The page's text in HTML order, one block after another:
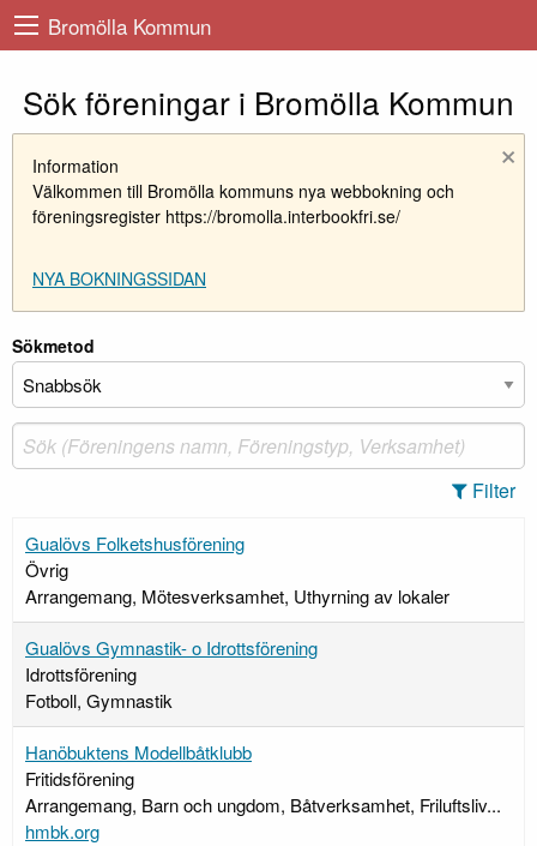
Bromölla Kommun
Sök föreningar i Bromölla Kommun
×
Information
Välkommen till Bromölla kommuns nya webbokning och
föreningsregister https://bromolla.interbookfri.se/
NYA BOKNINGSSIDAN
Sökmetod
Filter
Gualövs Folketshusförening
Övrig
Arrangemang, Mötesverksamhet, Uthyrning av lokaler
Gualövs Gymnastik- o Idrottsförening
Idrottsförening
Fotboll, Gymnastik
Hanöbuktens Modellbåtklubb
Fritidsförening
Arrangemang, Barn och ungdom, Båtverksamhet, Friluftsliv...
hmbk.org